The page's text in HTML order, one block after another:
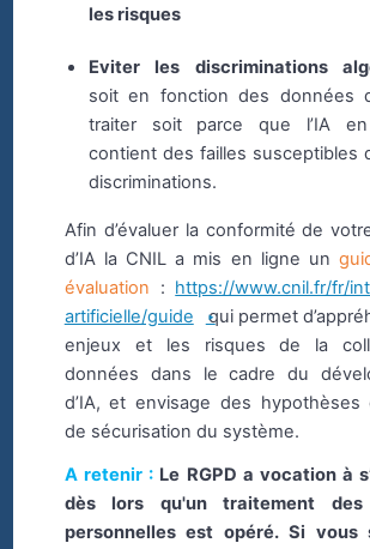
les risques
Eviter les discriminations
soit en fonction des données
traiter soit parce que l’IA en
contient des failles susceptibles
discriminations.
Afin d’évaluer la conformité de
d’IA la CNIL a mis en ligne un
évaluation : https://www.cnil.fr/fr/
artificielle/guide
qui permet
enjeux et les risques de la
données dans le cadre du
d’IA, et envisage des hypothèses
de sécurisation du système.
A retenir : Le RGPD a vocation à
dès lors qu'un traitement des
personnelles est opéré. Si vous